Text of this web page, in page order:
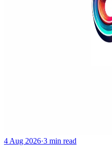
4 Aug 2026·3 min read